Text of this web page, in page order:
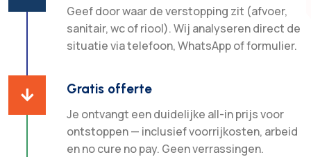
Geef door waar de verstopping zit (afvoer,
sanitair, wc of riool). Wij analyseren direct de
situatie via telefoon, WhatsApp of formulier.
 Gratis offerte
Je ontvangt een duidelijke all-in prijs voor
ontstoppen — inclusief voorrijkosten, arbeid
en no cure no pay. Geen verrassingen.